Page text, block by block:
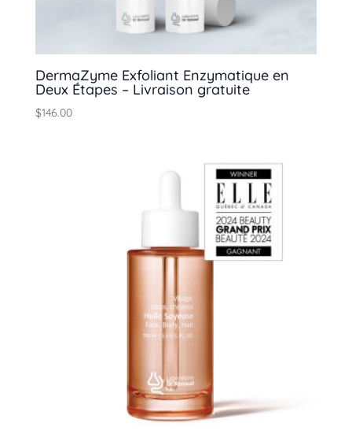
DermaZyme Exfoliant Enzymatique en
Deux Étapes – Livraison gratuite
$146.00